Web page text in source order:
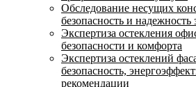
Обследование несущих
безопасность и надежность
Экспертиза остекления
безопасности и комфорта
Экспертиза остеклений
безопасность,
рекомендации